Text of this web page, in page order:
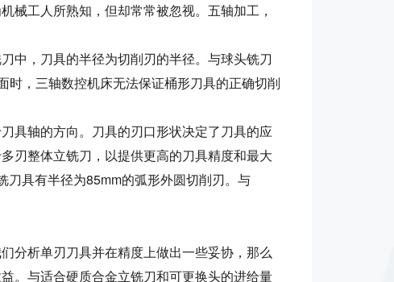
械工人所熟知，但却常常被忽视。五轴加工，
，刀具的半径为切削刃的半径。与球头铣刀
时，三轴数控机床无法保证桶形刀具的正确切削
轴的方向。刀具的刃口形状决定了刀具的应
刃整体立铣刀，以提供更高的刀具精度和最大
具有半径为85mm的弧形外圆切削刃。与
析单刃刀具并在精度上做出一些妥协，那么
。与适合硬质合金立铣刀和可更换头的进给量